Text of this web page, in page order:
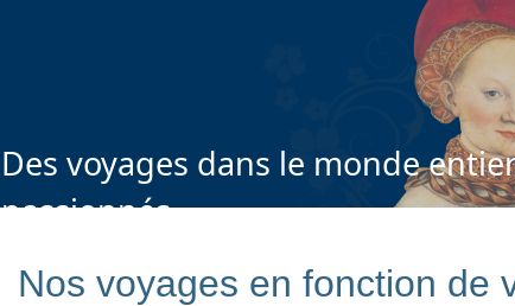
Des voyages dans le monde
passionnés
Nos voyages en fonction de